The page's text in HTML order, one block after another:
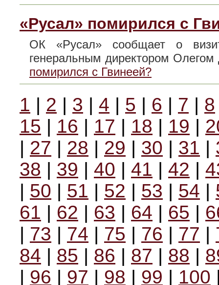
«Русал» помирился с
ОК «Русал» сообщает о
генеральным директором
помирился с Гвинеей?
1 | 2 | 3 | 4 | 5 | 6 | 7 | 8
15 | 16 | 17 | 18 | 19 |
| 27 | 28 | 29 | 30 | 31 |
38 | 39 | 40 | 41 | 42 |
| 50 | 51 | 52 | 53 | 54 |
61 | 62 | 63 | 64 | 65 |
| 73 | 74 | 75 | 76 | 77 |
84 | 85 | 86 | 87 | 88 |
| 96 | 97 | 98 | 99 | 100